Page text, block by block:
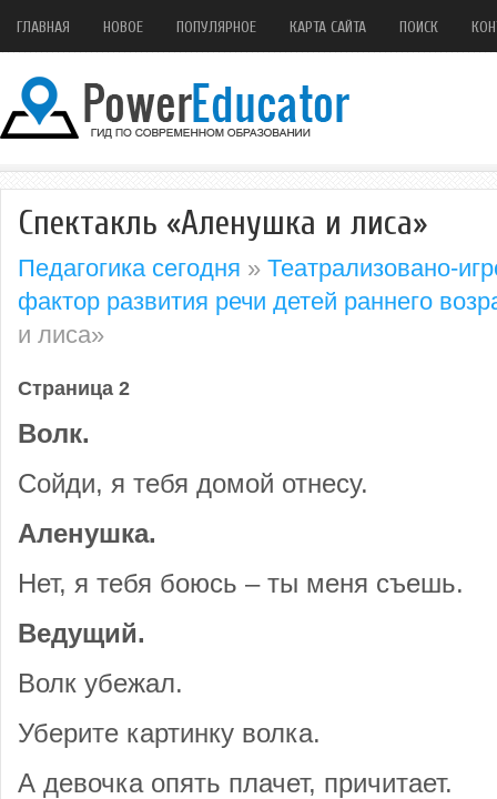
ГЛАВНАЯ НОВОЕ ПОПУЛЯРНОЕ КАРТА САЙТА ПОИСК
Спектакль «Аленушка и лиса»
Педагогика сегодня » Театрализовано-
фактор развития речи детей раннего
и лиса»
Страница 2
Волк.
Сойди, я тебя домой отнесу.
Аленушка.
Нет, я тебя боюсь – ты меня съешь.
Ведущий.
Волк убежал.
Уберите картинку волка.
А девочка опять плачет, причитает.